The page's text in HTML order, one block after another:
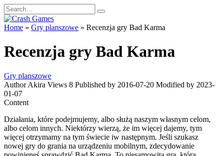
Skip
to
content
Search
for:
Home » Gry planszowe » Recenzja gry Bad Karma
Recenzja gry Bad Karma
Gry planszowe
Author Akira Views 8 Published by 2016-07-20 Modified by 2023-
01-07
Content
Działania, które podejmujemy, albo służą naszym własnym celom,
albo celom innych. Niektórzy wierzą, że im więcej dajemy, tym
więcej otrzymamy na tym świecie iw następnym. Jeśli szukasz
nowej gry do grania na urządzeniu mobilnym, zdecydowanie